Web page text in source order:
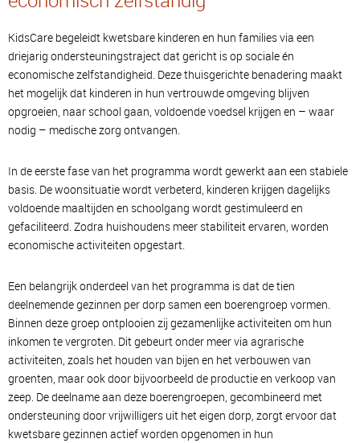
KidsCare begeleidt kwetsbare kinderen en hun families via een
driejarig ondersteuningstraject dat gericht is op sociale én
economische zelfstandigheid. Deze thuisgerichte benadering maakt
het mogelijk dat kinderen in hun vertrouwde omgeving blijven
opgroeien, naar school gaan, voldoende voedsel krijgen en – waar
nodig – medische zorg ontvangen.
In de eerste fase van het programma wordt gewerkt aan een stabiele
basis. De woonsituatie wordt verbeterd, kinderen krijgen dagelijks
voldoende maaltijden en schoolgang wordt gestimuleerd en
gefaciliteerd. Zodra huishoudens meer stabiliteit ervaren, worden
economische activiteiten opgestart.
Een belangrijk onderdeel van het programma is dat de tien
deelnemende gezinnen per dorp samen een boerengroep vormen.
Binnen deze groep ontplooien zij gezamenlijke activiteiten om hun
inkomen te vergroten. Dit gebeurt onder meer via agrarische
activiteiten, zoals het houden van bijen en het verbouwen van
groenten, maar ook door bijvoorbeeld de productie en verkoop van
zeep. De deelname aan deze boerengroepen, gecombineerd met
ondersteuning door vrijwilligers uit het eigen dorp, zorgt ervoor dat
kwetsbare gezinnen actief worden opgenomen in hun